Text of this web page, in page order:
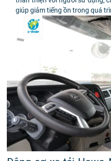
giúp giảm tiếng ồn trong quá